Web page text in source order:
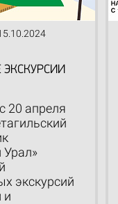
20 апреля
Урал»
экскурсий
и